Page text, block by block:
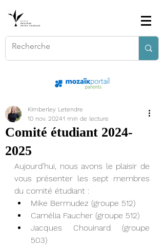
Comité étudiant 2024-
2025
Kimberley Letendre
10 nov. 20241 min de lecture
Aujourd’hui, nous avons le plaisir de
vous présenter les sept membres
du comité étudiant :
Mike Bermudez (groupe 512)
Camélia Faucher (groupe 512)
Jacques Chouinard (groupe
503)